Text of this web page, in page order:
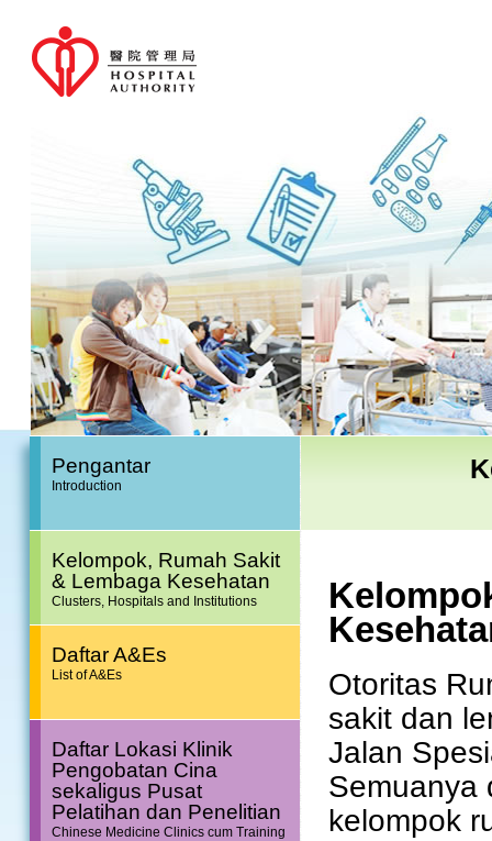
Pengantar
Introduction
Kelompok, Rumah Sakit
& Lembaga Kesehatan
Clusters, Hospitals and Institutions
Daftar A&Es
List of A&Es
Daftar Lokasi Klinik
Pengobatan Cina
sekaligus Pusat
Pelatihan dan Penelitian
Chinese Medicine Clinics cum Training
Otoritas
sakit dan
Jalan
Semuanya
kelompok